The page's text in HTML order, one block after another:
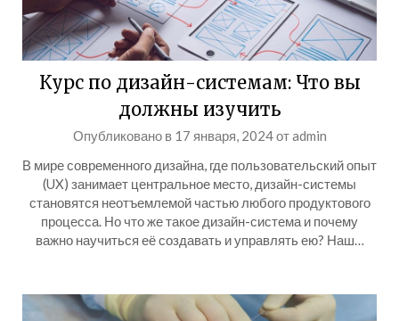
Курс по дизайн-системам: Что вы
должны изучить
Опубликовано в 17 января, 2024отadmin
В мире современного дизайна, где пользовательский опыт
(UX) занимает центральное место, дизайн-системы
становятся неотъемлемой частью любого продуктового
процесса. Но что же такое дизайн-система и почему
важно научиться её создавать и управлять ею? Наш…